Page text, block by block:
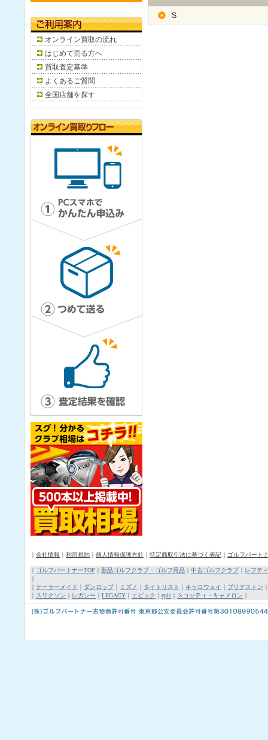
Ｓ
オンライン買取の流れ
はじめて売る方へ
買取査定基準
よくあるご質問
全国店舗を探す
｜ 会社情報 ｜ 利用規約 ｜ 個人情報保護方針 ｜ 特定商取引法に基づく表記 ｜ ゴルフパート
｜ ゴルフパートナーTOP ｜ 新品ゴルフクラブ・ゴルフ用品 ｜ 中古ゴルフクラブ ｜ レフテ
｜
｜ テーラーメイド ｜ ダンロップ｜ ミズノ ｜ タイトリスト ｜ キャロウェイ ｜ ブリヂストン
｜ スリクソン ｜ レガシー ｜ LEGACY ｜ エピック ｜ epic ｜ スコッティ・キャメロン ｜